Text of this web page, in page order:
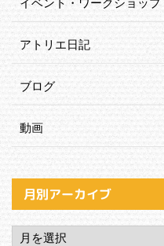
イベント・ワークショップ
アトリエ日記
ブログ
動画
月別アーカイブ